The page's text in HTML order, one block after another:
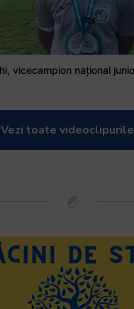
Vezi toate videoclipurile